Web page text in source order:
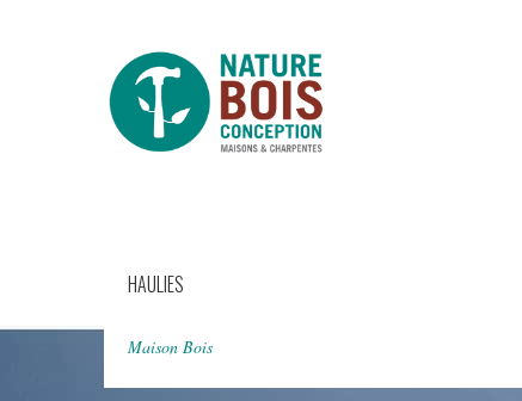
HAULIES
Maison Bois